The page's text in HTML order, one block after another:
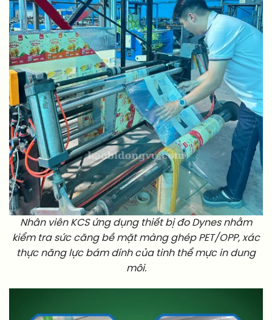
Nhân viên KCS ứng dụng thiết bị đo Dynes nhằm
kiểm tra sức căng bề mặt màng ghép PET/OPP, xác
thực năng lực bám dính của tinh thể mực in dung
môi.